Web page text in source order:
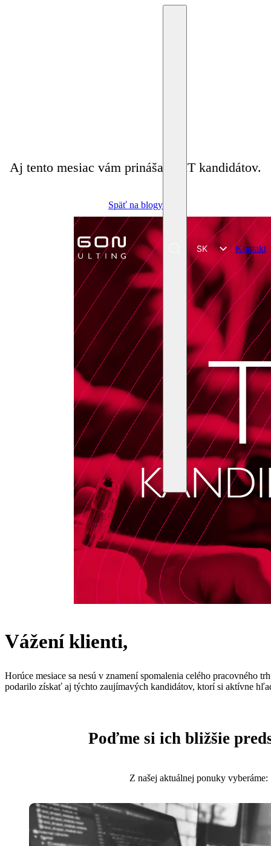
SK
EN
Kontakt
Aj tento mesiac vám prinášame IT kandidátov.
Späť na blogy
Vážení klienti,
Horúce mesiace sa nesú v znamení spomalenia celého pracovného
podarilo získať aj týchto zaujímavých kandidátov, ktorí si aktívne
Poďme si ich bližšie
Z našej aktuálnej ponuky vyberáme: